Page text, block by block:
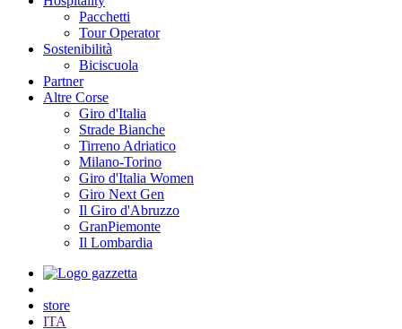
Pacchetti
Tour Operator
Sostenibilità
Biciscuola
Partner
Altre Corse
Giro d'Italia
Strade Bianche
Tirreno Adriatico
Milano-Torino
Giro d'Italia Women
Giro Next Gen
Il Giro d'Abruzzo
GranPiemonte
Il Lombardia
store
ITA